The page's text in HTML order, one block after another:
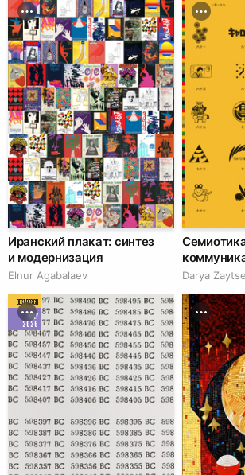
Иранский плакат: синтез
и модернизация
Elnur Agabalaev Darya
BEST DESIGN
MAY
2026